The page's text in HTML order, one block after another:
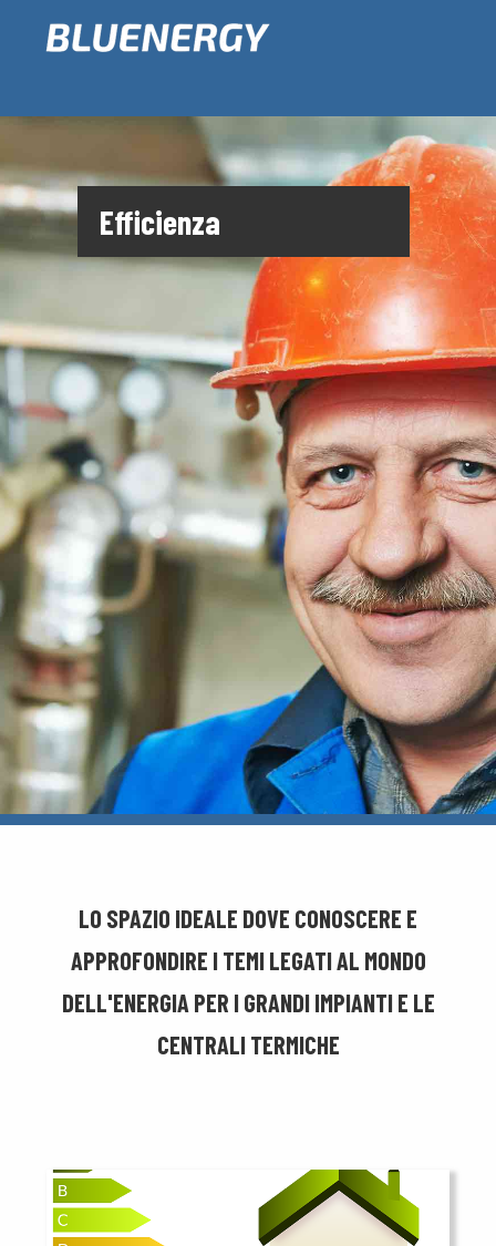
Efficienza
LO SPAZIO IDEALE DOVE CONOSCERE E
APPROFONDIRE I TEMI LEGATI AL MONDO
DELL'ENERGIA PER I GRANDI IMPIANTI E LE
CENTRALI TERMICHE